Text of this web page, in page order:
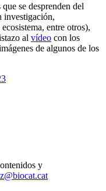
se desprenden del
investigación,
entre otros),
al vídeo con los
de algunos de los
y